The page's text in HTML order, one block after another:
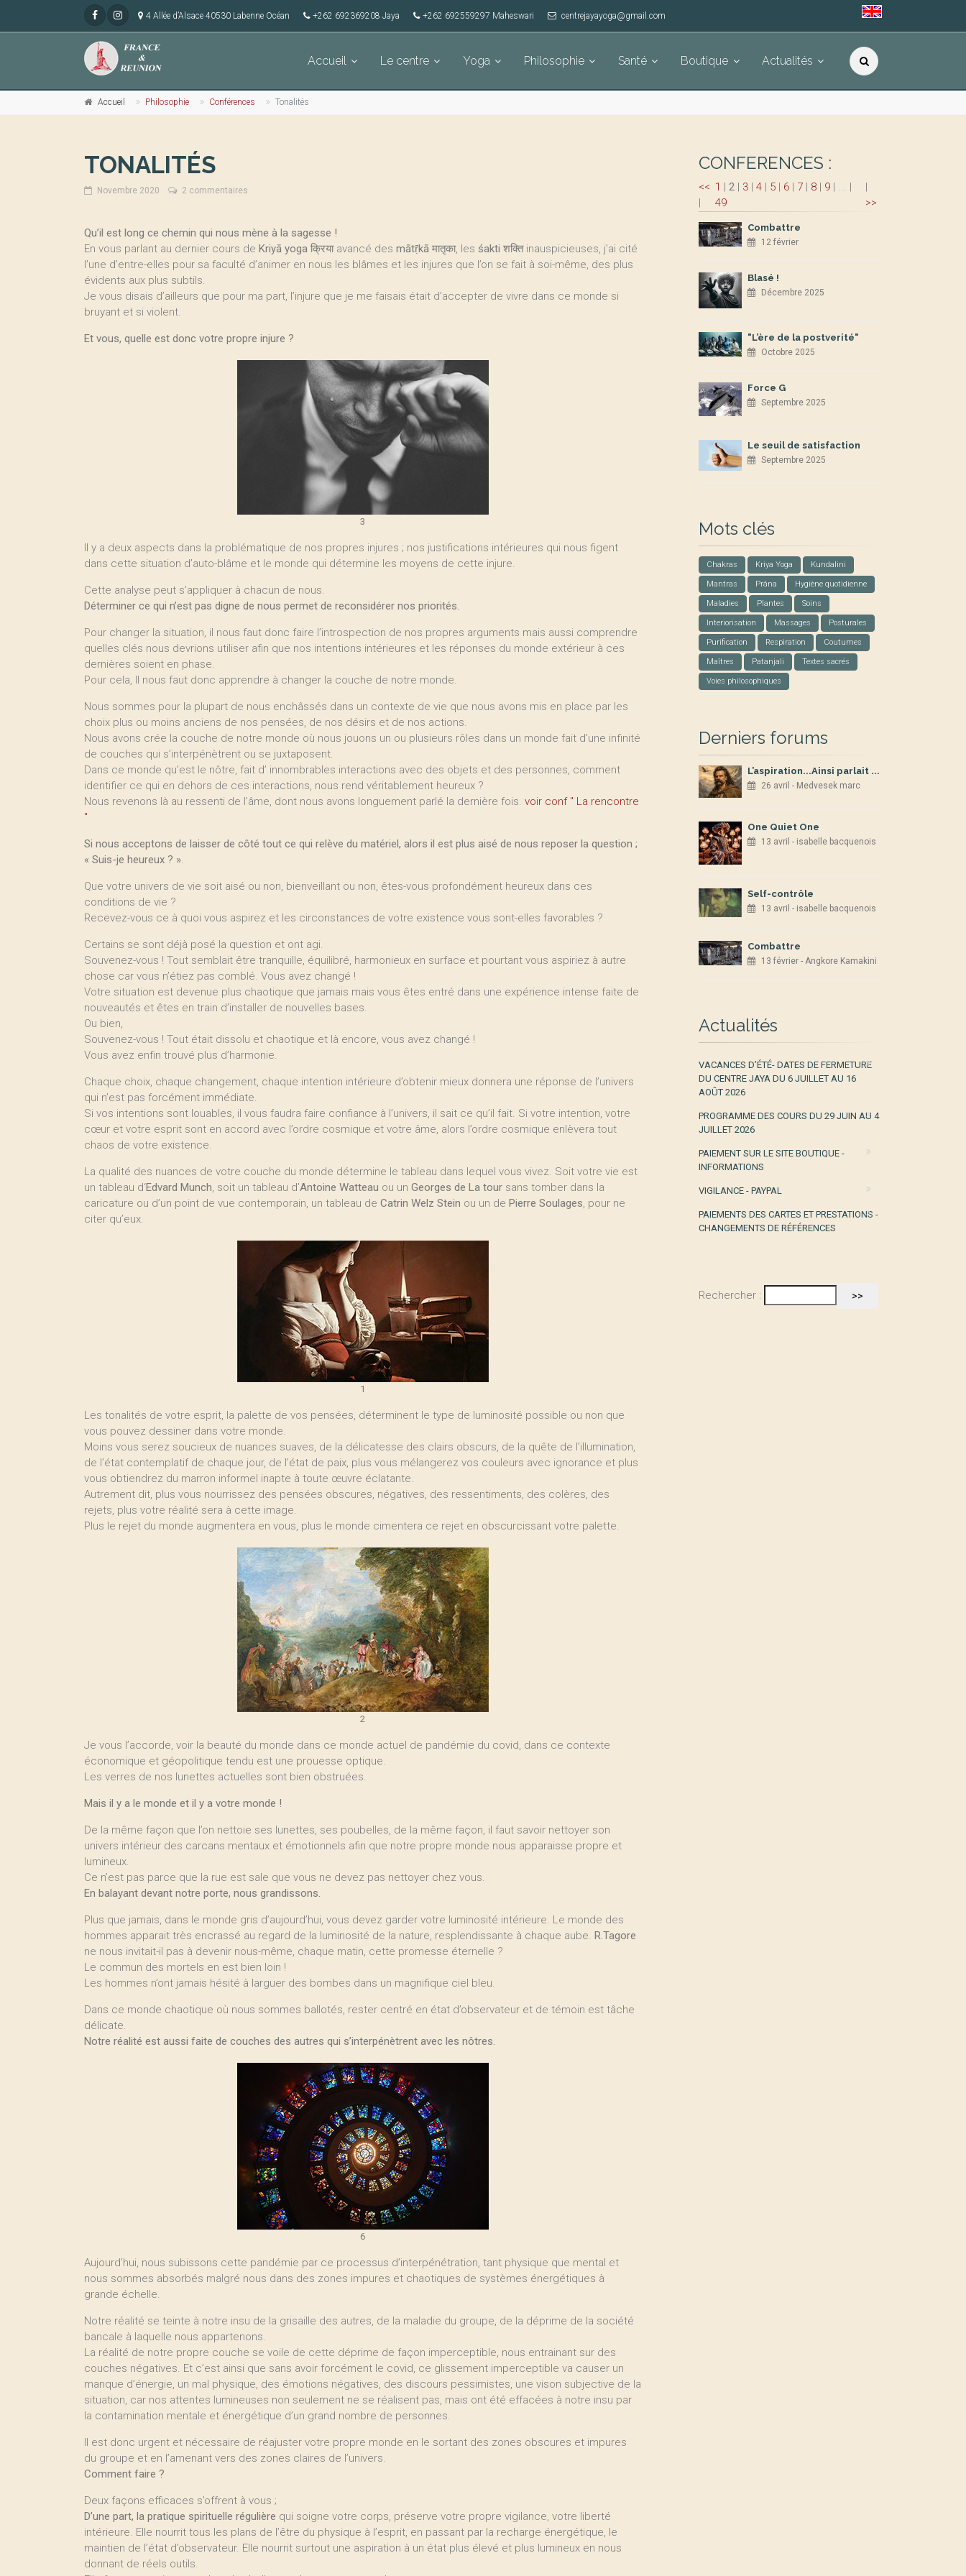
4 Allée d’Alsace 40530 Labenne Océan +262 692369208 Jaya +262 692559297 Maheswari centrejayayoga@gmail.com
Accueil Le centre Yoga Philosophie Santé Boutique Actualités
Accueil Philosophie Conférences Tonalités
TONALITÉS
Novembre 2020 2 commentaires
Qu’il est long ce chemin qui nous mène à la sagesse !
En vous parlant au dernier cours de Kriyā yoga क्रिया avancé des mātṝkā मातृका, les śakti शक्ति inauspicieuses, j’ai cité
l’une d’entre-elles pour sa faculté d’animer en nous les blâmes et les injures que l’on se fait à soi-même, des plus
évidents aux plus subtils.
Je vous disais d’ailleurs que pour ma part, l’injure que je me faisais était d’accepter de vivre dans ce monde si
bruyant et si violent.
Et vous, quelle est donc votre propre injure ?
3
Il y a deux aspects dans la problématique de nos propres injures ; nos justifications intérieures qui nous figent
dans cette situation d’auto-blâme et le monde qui détermine les moyens de cette injure.
Cette analyse peut s’appliquer à chacun de nous.
Déterminer ce qui n’est pas digne de nous permet de reconsidérer nos priorités.
Pour changer la situation, il nous faut donc faire l’introspection de nos propres arguments mais aussi comprendre
quelles clés nous devrions utiliser afin que nos intentions intérieures et les réponses du monde extérieur à ces
dernières soient en phase.
Pour cela, ll nous faut donc apprendre à changer la couche de notre monde.
Nous sommes pour la plupart de nous enchâssés dans un contexte de vie que nous avons mis en place par les
choix plus ou moins anciens de nos pensées, de nos désirs et de nos actions.
Nous avons crée la couche de notre monde où nous jouons un ou plusieurs rôles dans un monde fait d’une infinité
de couches qui s’interpénètrent ou se juxtaposent.
Dans ce monde qu’est le nôtre, fait d’ innombrables interactions avec des objets et des personnes, comment
identifier ce qui en dehors de ces interactions, nous rend véritablement heureux ?
Nous revenons là au ressenti de l’âme, dont nous avons longuement parlé la dernière fois. voir conf " La rencontre
"
Si nous acceptons de laisser de côté tout ce qui relève du matériel, alors il est plus aisé de nous reposer la question ;
« Suis-je heureux ? ».
Que votre univers de vie soit aisé ou non, bienveillant ou non, êtes-vous profondément heureux dans ces
conditions de vie ?
Recevez-vous ce à quoi vous aspirez et les circonstances de votre existence vous sont-elles favorables ?
Certains se sont déjà posé la question et ont agi.
Souvenez-vous ! Tout semblait être tranquille, équilibré, harmonieux en surface et pourtant vous aspiriez à autre
chose car vous n’étiez pas comblé. Vous avez changé !
Votre situation est devenue plus chaotique que jamais mais vous êtes entré dans une expérience intense faite de
nouveautés et êtes en train d’installer de nouvelles bases.
Ou bien,
Souvenez-vous ! Tout était dissolu et chaotique et là encore, vous avez changé !
Vous avez enfin trouvé plus d’harmonie.
Chaque choix, chaque changement, chaque intention intérieure d’obtenir mieux donnera une réponse de l’univers
qui n’est pas forcément immédiate.
Si vos intentions sont louables, il vous faudra faire confiance à l’univers, il sait ce qu’il fait. Si votre intention, votre
cœur et votre esprit sont en accord avec l’ordre cosmique et votre âme, alors l’ordre cosmique enlèvera tout
chaos de votre existence.
La qualité des nuances de votre couche du monde détermine le tableau dans lequel vous vivez. Soit votre vie est
un tableau d‘Edvard Munch, soit un tableau d’Antoine Watteau ou un Georges de La tour sans tomber dans la
caricature ou d’un point de vue contemporain, un tableau de Catrin Welz Stein ou un de Pierre Soulages, pour ne
citer qu’eux.
1
Les tonalités de votre esprit, la palette de vos pensées, déterminent le type de luminosité possible ou non que
vous pouvez dessiner dans votre monde.
Moins vous serez soucieux de nuances suaves, de la délicatesse des clairs obscurs, de la quête de l’illumination,
de l’état contemplatif de chaque jour, de l’état de paix, plus vous mélangerez vos couleurs avec ignorance et plus
vous obtiendrez du marron informel inapte à toute œuvre éclatante.
Autrement dit, plus vous nourrissez des pensées obscures, négatives, des ressentiments, des colères, des
rejets, plus votre réalité sera à cette image.
Plus le rejet du monde augmentera en vous, plus le monde cimentera ce rejet en obscurcissant votre palette.
2
Je vous l’accorde, voir la beauté du monde dans ce monde actuel de pandémie du covid, dans ce contexte
économique et géopolitique tendu est une prouesse optique.
Les verres de nos lunettes actuelles sont bien obstruées.
Mais il y a le monde et il y a votre monde !
De la même façon que l’on nettoie ses lunettes, ses poubelles, de la même façon, il faut savoir nettoyer son
univers intérieur des carcans mentaux et émotionnels afin que notre propre monde nous apparaisse propre et
lumineux.
Ce n’est pas parce que la rue est sale que vous ne devez pas nettoyer chez vous.
En balayant devant notre porte, nous grandissons.
Plus que jamais, dans le monde gris d’aujourd’hui, vous devez garder votre luminosité intérieure. Le monde des
hommes apparait très encrassé au regard de la luminosité de la nature, resplendissante à chaque aube. R.Tagore
ne nous invitait-il pas à devenir nous-même, chaque matin, cette promesse éternelle ?
Le commun des mortels en est bien loin !
Les hommes n’ont jamais hésité à larguer des bombes dans un magnifique ciel bleu.
Dans ce monde chaotique où nous sommes ballotés, rester centré en état d’observateur et de témoin est tâche
délicate.
Notre réalité est aussi faite de couches des autres qui s’interpénètrent avec les nôtres.
6
Aujourd’hui, nous subissons cette pandémie par ce processus d’interpénétration, tant physique que mental et
nous sommes absorbés malgré nous dans des zones impures et chaotiques de systèmes énergétiques à
grande échelle.
Notre réalité se teinte à notre insu de la grisaille des autres, de la maladie du groupe, de la déprime de la société
bancale à laquelle nous appartenons.
La réalité de notre propre couche se voile de cette déprime de façon imperceptible, nous entrainant sur des
couches négatives. Et c’est ainsi que sans avoir forcément le covid, ce glissement imperceptible va causer un
manque d’énergie, un mal physique, des émotions négatives, des discours pessimistes, une vison subjective de la
situation, car nos attentes lumineuses non seulement ne se réalisent pas, mais ont été effacées à notre insu par
la contamination mentale et énergétique d’un grand nombre de personnes.
Il est donc urgent et nécessaire de réajuster votre propre monde en le sortant des zones obscures et impures
du groupe et en l’amenant vers des zones claires de l’univers.
Comment faire ?
Deux façons efficaces s’offrent à vous ;
D’une part, la pratique spirituelle régulière qui soigne votre corps, préserve votre propre vigilance, votre liberté
intérieure. Elle nourrit tous les plans de l’être du physique à l’esprit, en passant par la recharge énergétique, le
maintien de l’état d’observateur. Elle nourrit surtout une aspiration à un état plus élevé et plus lumineux en nous
donnant de réels outils.
CONFERENCES :
<<
|
1 | 2| 3| 4| 5| 6| 7| 8| 9| ... |
49
|
>>
Combattre
12 février
Blasé !
Décembre 2025
"L’ère de la postverité"
Octobre 2025
Force G
Septembre 2025
Le seuil de satisfaction
Septembre 2025
Mots clés
Chakras Kriya Yoga Kundalini
Mantras Prâna Hygiène quotidienne
Maladies Plantes Soins
Interiorisation Massages Posturales
Purification Respiration Coutumes
Maîtres Patanjali Textes sacrés
Voies philosophiques
Derniers forums
L’aspiration...Ainsi parlait ...
26 avril - Medvesek marc
One Quiet One
13 avril - isabelle bacquenois
Self-contrôle
13 avril - isabelle bacquenois
Combattre
13 février - Angkore Kamakini
Actualités
VACANCES D’ÉTÉ- DATES DE FERMETURE
DU CENTRE JAYA DU 6 JUILLET AU 16
AOÛT 2026
PROGRAMME DES COURS DU 29 JUIN AU 4
JUILLET 2026
PAIEMENT SUR LE SITE BOUTIQUE -
INFORMATIONS
VIGILANCE - PAYPAL
PAIEMENTS DES CARTES ET PRESTATIONS -
CHANGEMENTS DE RÉFÉRENCES
Rechercher :